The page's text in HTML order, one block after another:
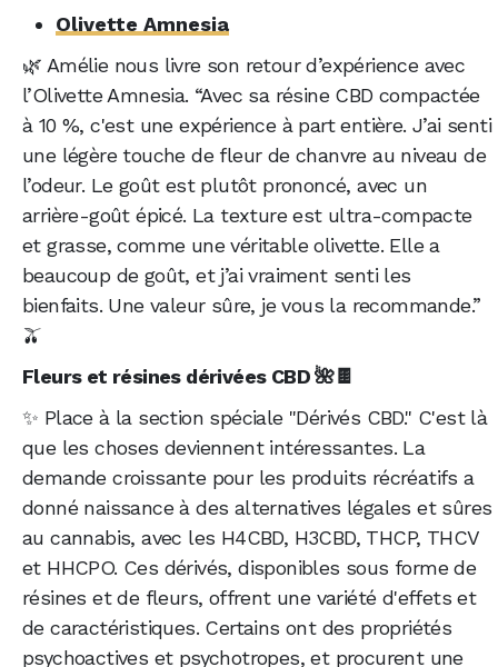
Olivette Amnesia
🌿 Amélie nous livre son retour d’expérience avec
l’Olivette Amnesia. “Avec sa résine CBD compactée
à 10 %, c'est une expérience à part entière. J’ai senti
une légère touche de fleur de chanvre au niveau de
l’odeur. Le goût est plutôt prononcé, avec un
arrière-goût épicé. La texture est ultra-compacte
et grasse, comme une véritable olivette. Elle a
beaucoup de goût, et j’ai vraiment senti les
bienfaits. Une valeur sûre, je vous la recommande.”
🫒
Fleurs et résines dérivées CBD 🌺🍫
✨ Place à la section spéciale "Dérivés CBD." C'est là
que les choses deviennent intéressantes. La
demande croissante pour les produits récréatifs a
donné naissance à des alternatives légales et sûres
au cannabis, avec les H4CBD, H3CBD, THCP, THCV
et HHCPO. Ces dérivés, disponibles sous forme de
résines et de fleurs, offrent une variété d'effets et
de caractéristiques. Certains ont des propriétés
psychoactives et psychotropes, et procurent une